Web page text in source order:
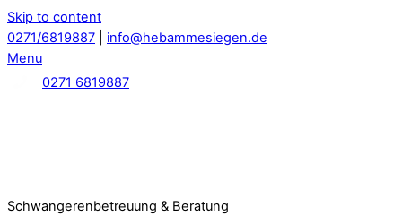
Skip to content
0271/6819887
info@hebammesiegen.de
Menu
0271 6819887
Schwangerenbetreuung & Beratung